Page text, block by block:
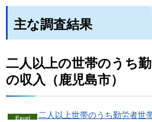
主な調査結果
二人以上の世帯のうち
の収入（鹿児島市）
二人以上世帯のうち勤労者世